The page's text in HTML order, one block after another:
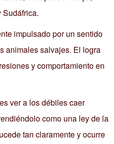
Sudáfrica.
impulsado por un sentido
animales salvajes. El logra
y comportamiento en
ver a los débiles caer
como una ley de la
tan claramente y ocurre